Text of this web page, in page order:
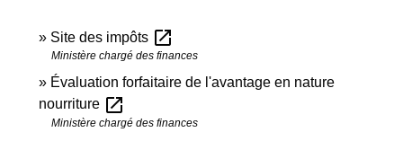
Site des impôts open_in_new
Ministère chargé des finances
Évaluation forfaitaire de l'avantage en nature
nourriture open_in_new
Ministère chargé des finances